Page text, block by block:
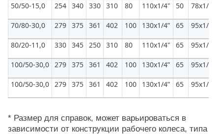
50/50-15,0 254 340 330 310 80 110x1/4" 50 78х1/6"
70/80-30,0 279 375 361 402 100 130x1/4” 65 95х1/6"
80/20-11,0 330 345 250 310 80 110x1/4" 65 95х1/6"
100/50-30,0 279 375 361 402 100 130x1/4” 65 95х1/6"
100/50-30,0 279 375 361 402 100 130x1/4” 65 95х1/6"
* Размер для справок, может варьироваться в
зависимости от конструкции рабочего колеса, типа